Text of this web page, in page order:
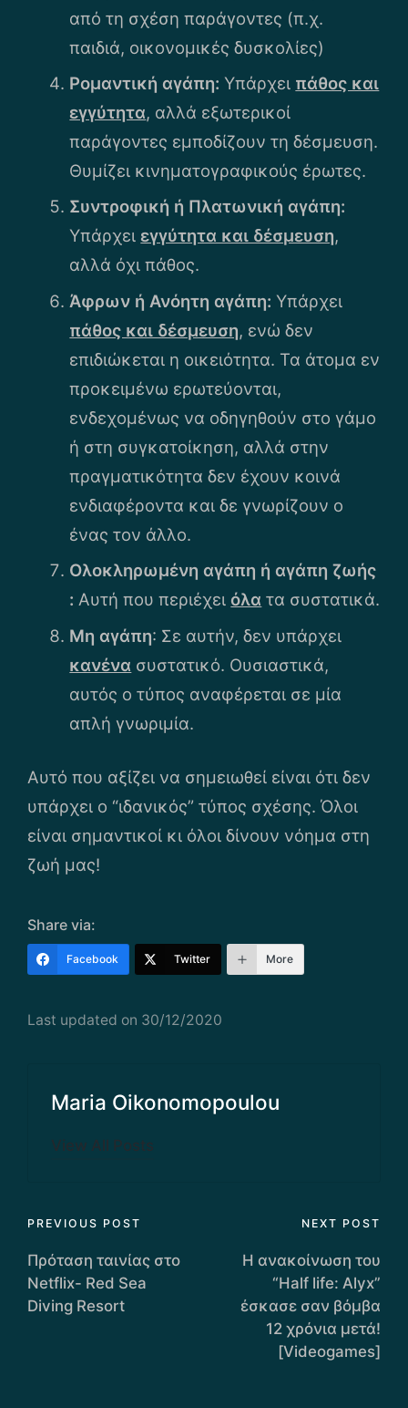
από τη σχέση παράγοντες (π.χ.
παιδιά, οικονομικές δυσκολίες)
Ρομαντική αγάπη: Υπάρχει πάθος και
εγγύτητα, αλλά εξωτερικοί
παράγοντες εμποδίζουν τη δέσμευση.
Θυμίζει κινηματογραφικούς έρωτες.
Συντροφική ή Πλατωνική αγάπη:
Υπάρχειεγγύτητα και δέσμευση,
αλλά όχι πάθος.
Άφρων ή Ανόητη αγάπη: Υπάρχει
πάθος και δέσμευση, ενώ δεν
επιδιώκεται η οικειότητα. Τα άτομα εν
προκειμένω ερωτεύονται,
ενδεχομένως να οδηγηθούν στο γάμο
ή στη συγκατοίκηση, αλλά στην
πραγματικότητα δεν έχουν κοινά
ενδιαφέροντα και δε γνωρίζουν ο
ένας τον άλλο.
Ολοκληρωμένη αγάπη ή αγάπη ζωής
: Αυτή που περιέχειόλα τα συστατικά.
Μη αγάπη: Σε αυτήν, δεν υπάρχει
κανένα συστατικό. Ουσιαστικά,
αυτός ο τύπος αναφέρεται σε μία
απλή γνωριμία.
Αυτό που αξίζει να σημειωθεί είναι ότι δεν
υπάρχει ο “ιδανικός” τύπος σχέσης. Όλοι
είναι σημαντικοί κι όλοι δίνουν νόημα στη
ζωή μας!
Share via:
Facebook Twitter More
Last updated on 30/12/2020
Maria Οikonomopoulou
View All Posts
Post
navigation
PREVIOUS POST
Πρόταση ταινίας στο
Netflix- Red Sea
Diving Resort
NEXT POST
Η ανακοίνωση του
“Half life: Alyx”
έσκασε σαν βόμβα
12 χρόνια μετά!
[Videogames]